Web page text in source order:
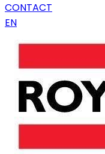
CONTACT
EN